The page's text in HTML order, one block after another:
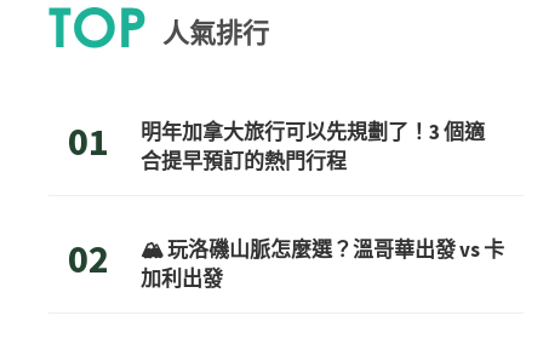
人氣排行
01
明年加拿大旅行可以先規劃了！3 個適
合提早預訂的熱門行程
02
🏔️ 玩洛磯山脈怎麼選？溫哥華出發 vs 卡
加利出發